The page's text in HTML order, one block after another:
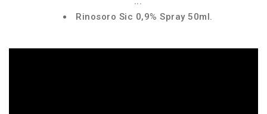
Rinosoro Sic 0,9% Spray 50ml.